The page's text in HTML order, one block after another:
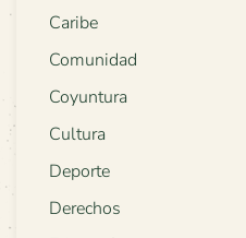
Caribe
Comunidad
Coyuntura
Cultura
Deporte
Derechos